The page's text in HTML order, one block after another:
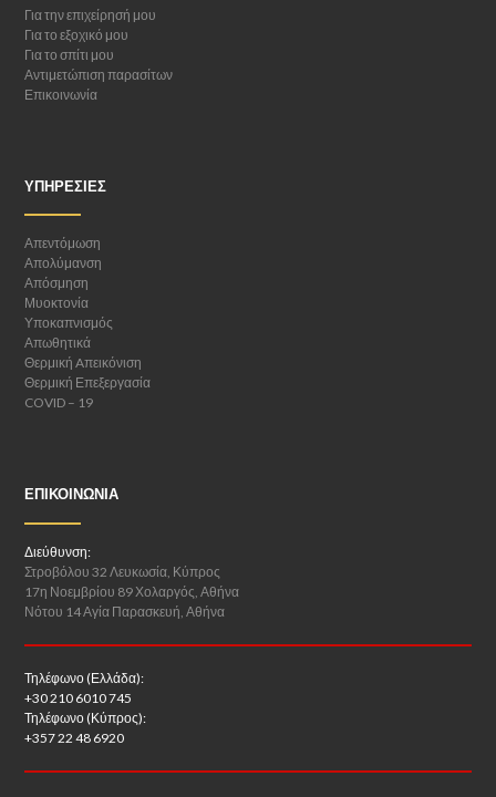
Για την επιχείρησή μου
Για το εξοχικό μου
Για το σπίτι μου
Αντιμετώπιση παρασίτων
Επικοινωνία
ΥΠΗΡΕΣΊΕΣ
Απεντόμωση
Απολύμανση
Απόσμηση
Μυοκτονία
Υποκαπνισμός
Απωθητικά
Θερμική Aπεικόνιση
Θερμική Επεξεργασία
COVID – 19
ΕΠΙΚΟΙΝΩΝΊΑ
Διεύθυνση:
Στροβόλου 32 Λευκωσία, Κύπρος
17η Νοεμβρίου 89 Χολαργός, Αθήνα
Νότου 14 Αγία Παρασκευή, Αθήνα
Τηλέφωνο (Ελλάδα):
+30 210 6010 745
Τηλέφωνο (Κύπρος):
+357 22 48 6920